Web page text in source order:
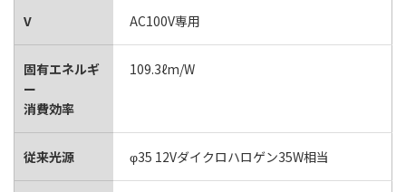
V AC100V専用
固有エネルギ
ー
消費効率
109.3ℓm/W
従来光源 φ35 12Vダイクロハロゲン35W相当